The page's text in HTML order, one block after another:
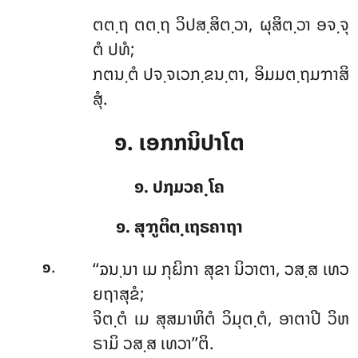
ຕຕ຺ຖ ຕຕ຺ຖ ວິປສ຺ສິຕ຺ວາ, ຜຸສິຕ຺ວາ ອຈ຺ຈຸ
ຕໍ ປທໍ;
ກຕນ຺ຕໍ ປຈ຺ຈເວກ຺ຂນ຺ຕາ, ອິມມຕ຺ຖມຠາສິ
ສຸໍ.
໑. ເອກກນິປາໂຕ
໑. ປຐມວຄ຺ໂຄ
໑. ສຸຠູຕິຕ຺ເຖຣຄາຖາ
໑. ‘‘ຉນ຺ນາ ເມ ກຸຏິກາ ສຸຂາ ນິວາຕາ, ວສ຺ສ ເທວ
ຍຖາສຸຂໍ;
ຈິຕ຺ຕໍ ເມ ສຸສມາຫິຕໍ ວິມຸຕ຺ຕໍ, ອາຕາປີ ວິຫ
ຣາມິ ວສ຺ສ ເທວາ’’ຕິ.